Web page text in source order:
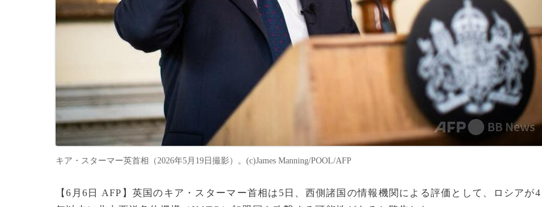
キア・スターマー英首相（2026年5月19日撮影）。(c)James Manning/POOL/AFP
【6月6日 AFP】英国のキア・スターマー首相は5日、西側諸国の情報機関による評価として、ロシアが4